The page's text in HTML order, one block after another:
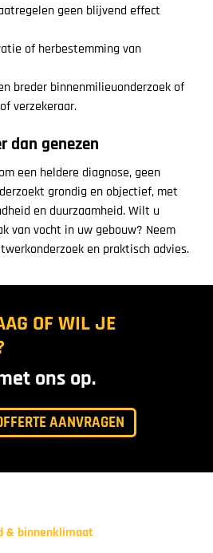
geen blijvend effect
of herbestemming van
breder binnenmilieuonderzoek of
verzekeraar.
dan genezen
een heldere diagnose, geen
grondig en objectief, met
en duurzaamheid. Wilt u
van vocht in uw gebouw? Neem
en praktisch advies.
OF WIL JE
ons op.
AANVRAGEN
& binnenklimaat